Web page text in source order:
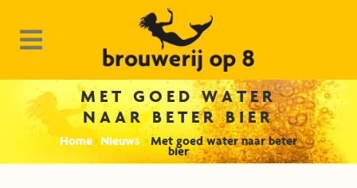
MET GOED WATER
NAAR BETER BIER
Home>Nieuws >Met goed water naar beter
bier